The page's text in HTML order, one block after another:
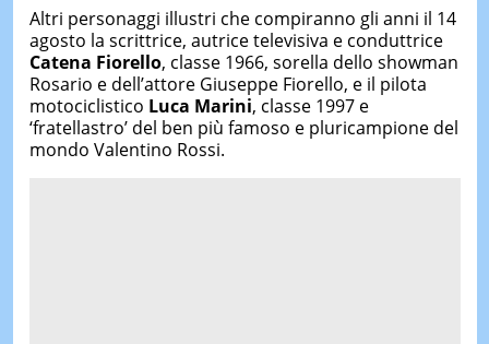
Altri personaggi illustri che compiranno gli anni il 14
agosto la scrittrice, autrice televisiva e conduttrice
Catena Fiorello, classe 1966, sorella dello showman
Rosario e dell’attore Giuseppe Fiorello, e il pilota
motociclistico Luca Marini, classe 1997 e
‘fratellastro’ del ben più famoso e pluricampione del
mondo Valentino Rossi.